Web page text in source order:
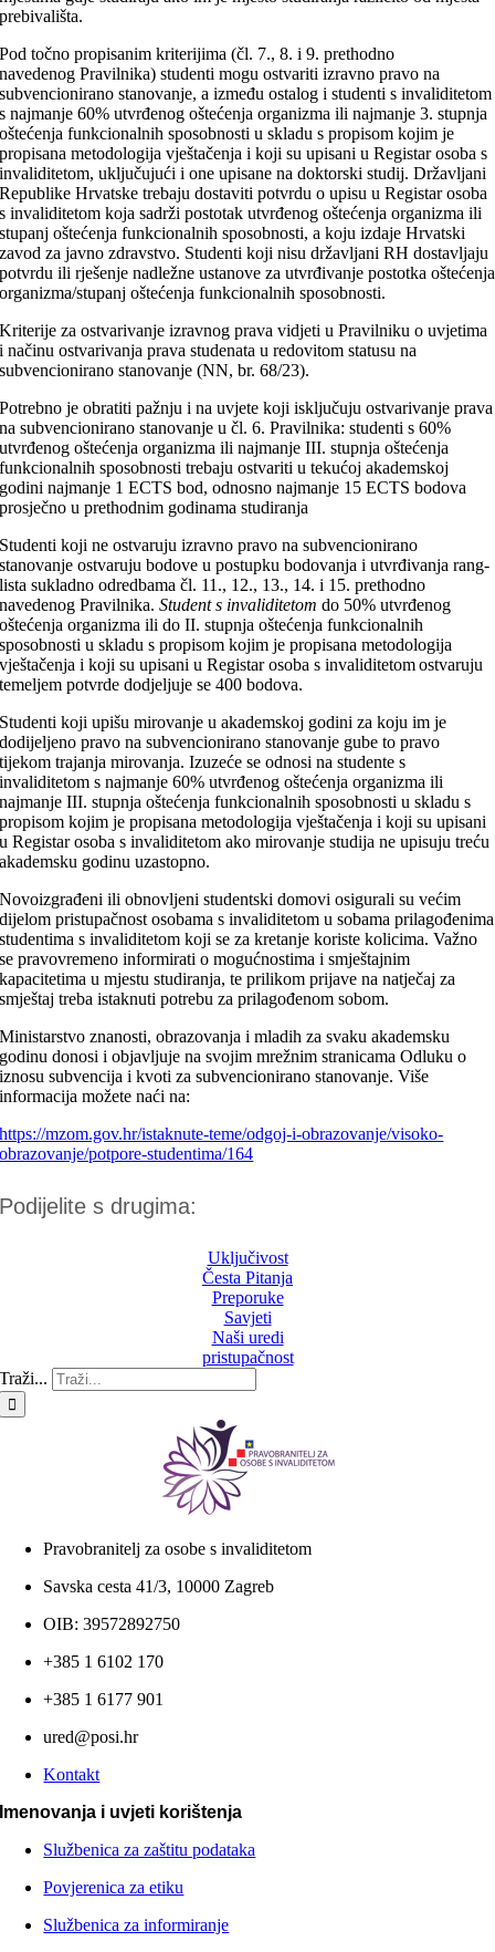
prebivališta.
Pod točno propisanim kriterijima (čl. 7., 8. i 9.prethodno
navedenogPravilnika) studenti mogu ostvariti izravno pravo na
subvencionirano stanovanje, a između ostalog istudenti s invaliditetom
s najmanje 60% utvrđenog oštećenja organizma ili najmanje 3. stupnja
oštećenja funkcionalnih sposobnosti u skladu s propisom kojim je
propisana metodologija vještačenja i koji su upisani u Registar osoba s
invaliditetom, uključujući i one upisane na doktorski studij. Državljani
Republike Hrvatske trebaju dostaviti potvrdu o upisu u Registar osoba
s invaliditetom koja sadrži postotak utvrđenog oštećenja organizma ili
stupanj oštećenja funkcionalnih sposobnosti, a koju izdaje Hrvatski
zavod za javno zdravstvo. Studenti koji nisu državljani RH dostavljaju
potvrdu ili rješenje nadležne ustanove za utvrđivanje postotka oštećenja
organizma/stupanj oštećenja funkcionalnih sposobnosti.
Kriterije za ostvarivanje izravnog prava vidjeti u Pravilniku o uvjetima
i načinu ostvarivanja prava studenata u redovitom statusu na
subvencionirano stanovanje (NN, br. 68/23).
Potrebno je obratiti pažnju i na uvjete koji isključuju ostvarivanje prava
na subvencionirano stanovanje u čl. 6. Pravilnika: studenti s60%
utvrđenog oštećenja organizma ili najmanje III. stupnja oštećenja
funkcionalnih sposobnosti trebaju ostvariti u tekućoj akademskoj
godini najmanje 1 ECTS bod, odnosno najmanje 15 ECTS bodova
prosječno u prethodnim godinama studiranja
Studenti koji ne ostvaruju izravno pravo na subvencionirano
stanovanje ostvaruju bodove u postupku bodovanja i utvrđivanja rang-
lista sukladno odredbama čl. 11., 12., 13., 14. i 15. prethodno
navedenog Pravilnika. Student s invaliditetomdo 50% utvrđenog
oštećenja organizma ili do II. stupnja oštećenja funkcionalnih
sposobnosti u skladu s propisom kojim je propisana metodologija
vještačenja i koji su upisani u Registar osoba s invaliditetom ostvaruju
temeljem potvrde dodjeljuje se 400 bodova.
Studenti koji upišu mirovanje u akademskoj godini za koju im je
dodijeljeno pravo na subvencionirano stanovanje gube to pravo
tijekom trajanja mirovanja. Izuzeće se odnosi na studente s
invaliditetoms najmanje 60% utvrđenog oštećenja organizma ili
najmanje III. stupnja oštećenja funkcionalnih sposobnosti u skladu s
propisom kojim je propisana metodologija vještačenja i koji su upisani
u Registar osoba s invaliditetomako mirovanje studija ne upisuju treću
akademsku godinu uzastopno.
Novoizgrađeni ili obnovljeni studentski domovi osigurali su većim
dijelom pristupačnost osobama s invaliditetom u sobama prilagođenima
studentima s invaliditetom koji se za kretanje koriste kolicima. Važno
se pravovremeno informirati o mogućnostima i smještajnim
kapacitetima u mjestu studiranja, te prilikom prijave na natječaj za
smještaj treba istaknuti potrebu za prilagođenom sobom.
Ministarstvo znanosti, obrazovanja i mladih za svaku akademsku
godinu donosi i objavljuje na svojim mrežnim stranicama Odluku o
iznosu subvencija i kvoti za subvencionirano stanovanje. Više
informacija možete naći na:
https://mzom.gov.hr/istaknute-teme/odgoj-i-obrazovanje/visoko-
obrazovanje/potpore-studentima/164
Podijelite s drugima:
Uključivost
Česta Pitanja
Preporuke
Savjeti
Naši uredi
pristupačnost
Traži...
Pravobranitelj za osobe s invaliditetom
Savska cesta 41/3, 10000 Zagreb
OIB: 39572892750
+385 1 6102 170
+385 1 6177 901
ured@posi.hr
Kontakt
Imenovanja i uvjeti korištenja
Službenica za zaštitu podataka
Povjerenica za etiku
Službenica za informiranje